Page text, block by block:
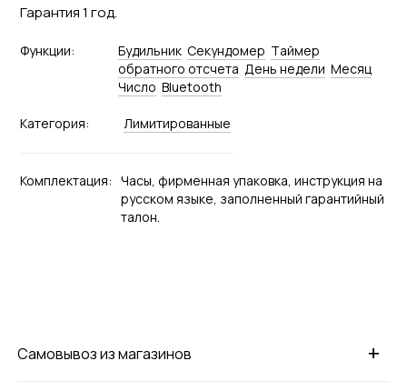
Гарантия 1 год.
Функции: Будильник Секундомер Tаймер
обратного отсчета День недели Месяц
Число Bluetooth
Категория: Лимитированные
Комплектация: Часы, фирменная упаковка, инструкция на
русском языке, заполненный гарантийный
талон.
+
Самовывоз из магазинов